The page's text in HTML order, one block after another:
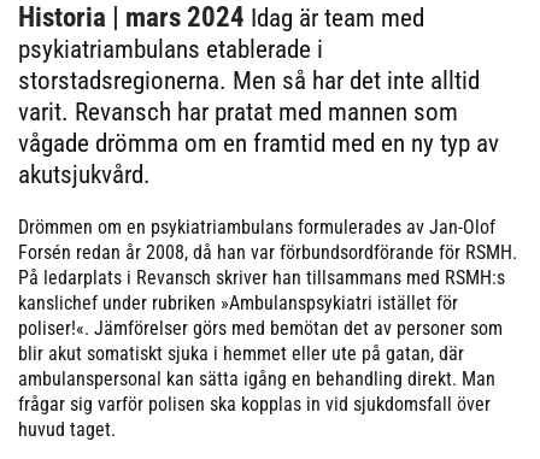
Historia | mars 2024 Idag är team med
psykiatriambulans etablerade i
storstadsregionerna. Men så har det inte alltid
varit. Revansch har pratat med mannen som
vågade drömma om en framtid med en ny typ av
akutsjukvård.
Drömmen om en psykiatriambulans formulerades av Jan-Olof
Forsén redan år 2008, då han var förbundsordförande för RSMH.
På ledarplats i Revansch skriver han tillsammans med RSMH:s
kanslichef under rubriken »Ambulanspsykiatri istället för
poliser!«. Jämförelser görs med bemötan det av personer som
blir akut somatiskt sjuka i hemmet eller ute på gatan, där
ambulanspersonal kan sätta igång en behandling direkt. Man
frågar sig varför polisen ska kopplas in vid sjukdomsfall över
huvud taget.